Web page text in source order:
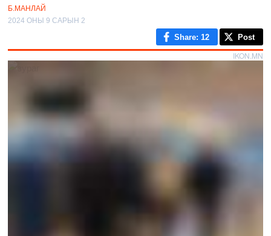
Б.МАНЛАЙ
2024 ОНЫ 9 САРЫН 2
Share: 12 Post
IKON.MN